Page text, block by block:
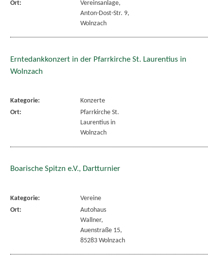
Ort:
Vereinsanlage,
Anton-Dost-Str. 9,
Wolnzach
Erntedankkonzert in der Pfarrkirche St. Laurentius in
Wolnzach
Kategorie:
Konzerte
Ort:
Pfarrkirche St.
Laurentius in
Wolnzach
Boarische Spitzn e.V., Dartturnier
Kategorie:
Vereine
Ort:
Autohaus
Wallner,
Auenstraße 15,
85283 Wolnzach